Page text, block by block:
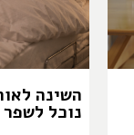
השינה
נוכל